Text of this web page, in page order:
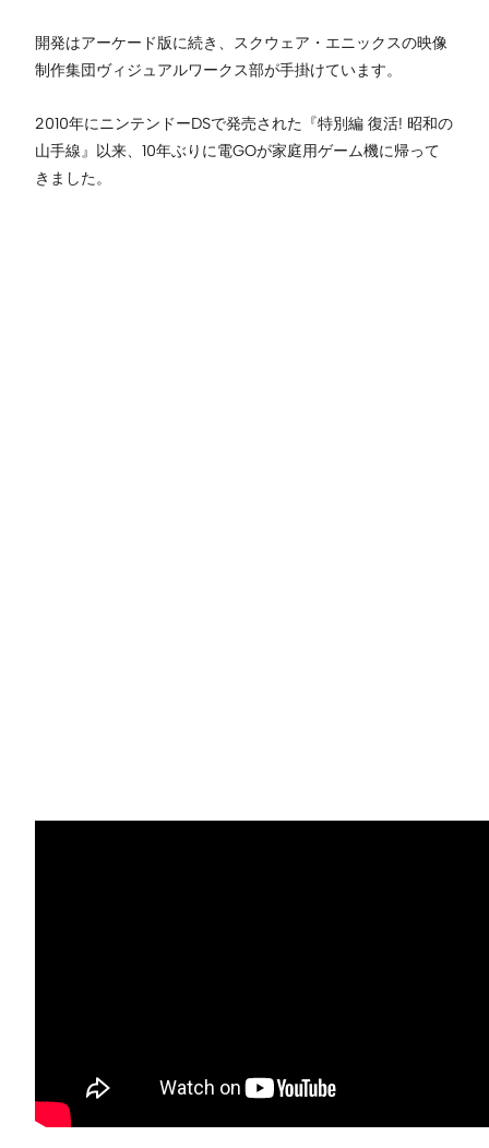
開発はアーケード版に続き、スクウェア・エニックスの映像
制作集団ヴィジュアルワークス部が手掛けています。
2010年にニンテンドーDSで発売された『特別編 復活! 昭和の
山手線』以来、10年ぶりに電GOが家庭用ゲーム機に帰って
きました。